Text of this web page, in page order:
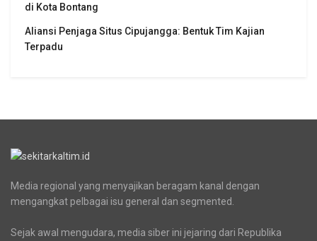
di Kota Bontang
Aliansi Penjaga Situs Cipujangga: Bentuk Tim Kajian
Terpadu
Media regional yang menyajikan beragam kanal dengan
mengangkat pelbagai isu general dan segmented.
Sejak awal mengudara, media siber ini jejaring dari Republika